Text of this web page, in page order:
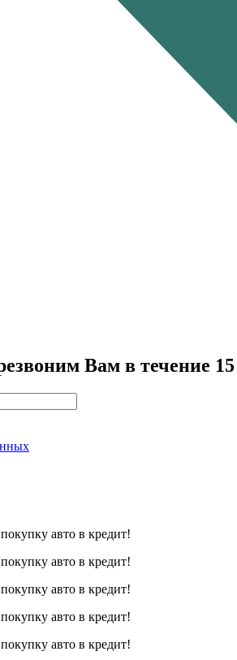
Вам в течение
авто в кредит!
авто в кредит!
авто в кредит!
авто в кредит!
авто в кредит!